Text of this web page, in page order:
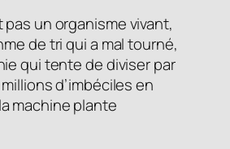
pas un organisme vivant,
de tri qui a mal tourné,
qui tente de diviser par
d’imbéciles en
machine plante